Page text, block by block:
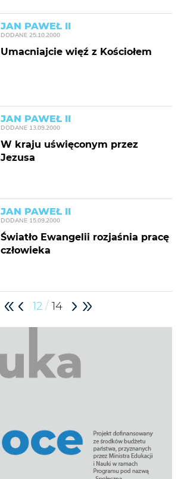
JAN PAWEŁ II
DODANE 25.10.2000
Umacniajcie więź z Kościołem
JAN PAWEŁ II
DODANE 13.09.2000
W kraju uświęconym przez
Jezusa
JAN PAWEŁ II
DODANE 15.09.2000
Światło Ewangelii rozjaśnia pracę
człowieka
12 / 14